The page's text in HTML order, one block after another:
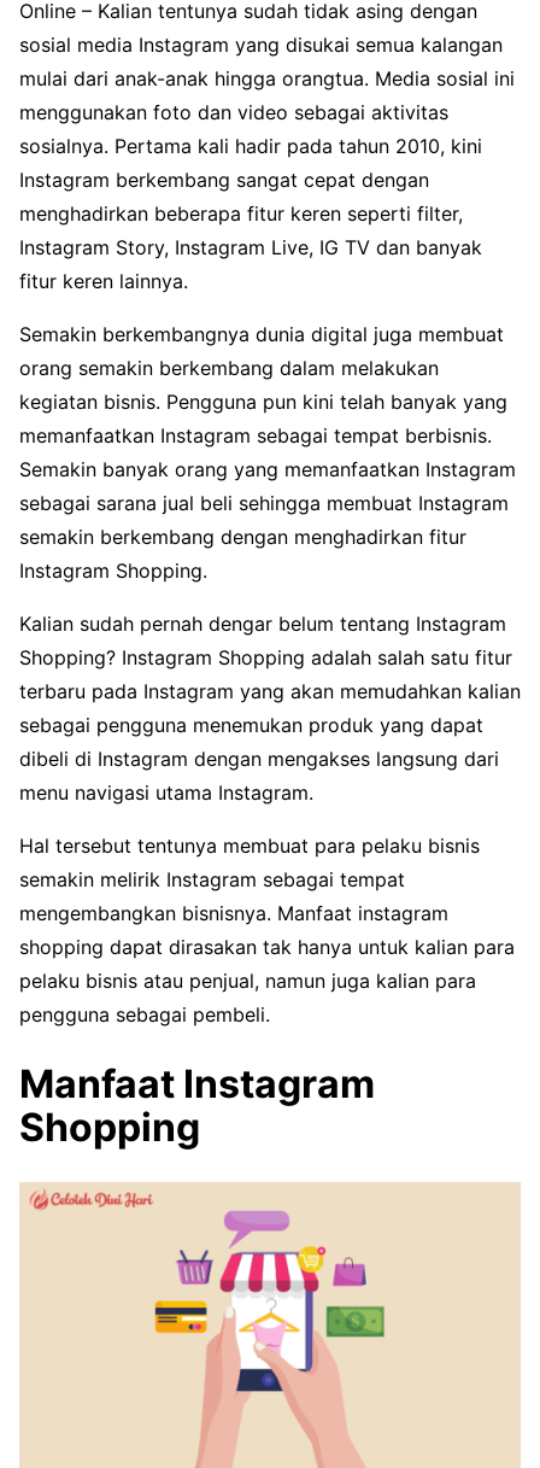
Online – Kalian tentunya sudah tidak asing dengan
sosial media Instagram yang disukai semua kalangan
mulai dari anak-anak hingga orangtua. Media sosial ini
menggunakan foto dan video sebagai aktivitas
sosialnya. Pertama kali hadir pada tahun 2010, kini
Instagram berkembang sangat cepat dengan
menghadirkan beberapa fitur keren seperti filter,
Instagram Story, Instagram Live, IG TV dan banyak
fitur keren lainnya.
Semakin berkembangnya dunia digital juga membuat
orang semakin berkembang dalam melakukan
kegiatan bisnis. Pengguna pun kini telah banyak yang
memanfaatkan Instagram sebagai tempat berbisnis.
Semakin banyak orang yang memanfaatkan Instagram
sebagai sarana jual beli sehingga membuat Instagram
semakin berkembang dengan menghadirkan fitur
Instagram Shopping.
Kalian sudah pernah dengar belum tentang Instagram
Shopping? Instagram Shopping adalah salah satu fitur
terbaru pada Instagram yang akan memudahkan kalian
sebagai pengguna menemukan produk yang dapat
dibeli di Instagram dengan mengakses langsung dari
menu navigasi utama Instagram.
Hal tersebut tentunya membuat para pelaku bisnis
semakin melirik Instagram sebagai tempat
mengembangkan bisnisnya. Manfaat instagram
shopping dapat dirasakan tak hanya untuk kalian para
pelaku bisnis atau penjual, namun juga kalian para
pengguna sebagai pembeli.
Manfaat Instagram
Shopping